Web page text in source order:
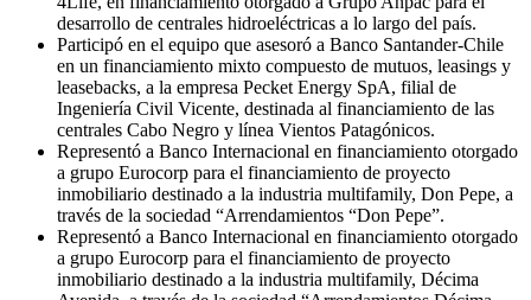
desarrollo de centrales hidroeléctricas a lo largo del país.
Participó en el equipo que asesoró a Banco Santander-Chile
en un financiamiento mixto compuesto de mutuos, leasings y
leasebacks, a la empresa Pecket Energy SpA, filial de
Ingeniería Civil Vicente, destinada al financiamiento de las
centrales Cabo Negro y línea Vientos Patagónicos.
Representó a Banco Internacional en financiamiento otorgado
a grupo Eurocorp para el financiamiento de proyecto
inmobiliario destinado a la industria multifamily, Don Pepe, a
través de la sociedad “Arrendamientos “Don Pepe”.
Representó a Banco Internacional en financiamiento otorgado
a grupo Eurocorp para el financiamiento de proyecto
inmobiliario destinado a la industria multifamily, Décima